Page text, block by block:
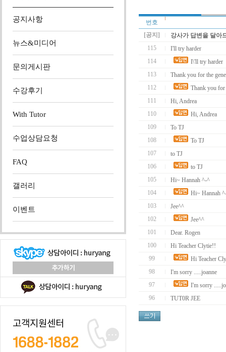
공지사항
뉴스&미디어
문의게시판
수강후기
With Tutor
수업상담요청
FAQ
갤러리
이벤트
번호
[공지]
강사가 답변을 달아
115
I'll try harder
114
I\'ll try harder
113
Thank you for the
112
Thank you for
111
Hi, Andrea
110
Hi, Andrea
109
To TJ
108
To TJ
107
to TJ
106
to TJ
105
Hi~ Hannah ^-^
104
Hi~ Hannah
103
Jee^^
102
Jee^^
101
Dear. Rogen
100
Hi Teacher Clytie!!
99
Hi Teacher
98
I'm sorry .....joanne
97
I'm sorry
96
TUT0R JEE